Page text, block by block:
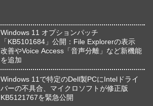
Windows 11 オプションパッチ
「KB5101684」公開：File Explorerの表示
改善やVoice Access「音声分離」など新機能
を追加
Windows 11で特定のDell製PCにIntelドライ
バーの不具合、マイクロソフトが修正版
KB5121767を緊急公開